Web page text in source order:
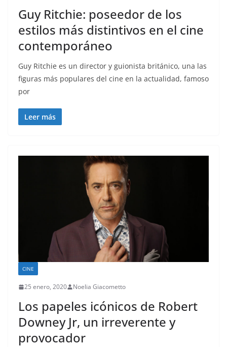
Guy Ritchie: poseedor de los
estilos más distintivos en el cine
contemporáneo
Guy Ritchie es un director y guionista británico, una las
figuras más populares del cine en la actualidad, famoso
por
Leer más
CINE
25 enero, 2020 Noelia Giacometto
Los papeles icónicos de Robert
Downey Jr, un irreverente y
provocador